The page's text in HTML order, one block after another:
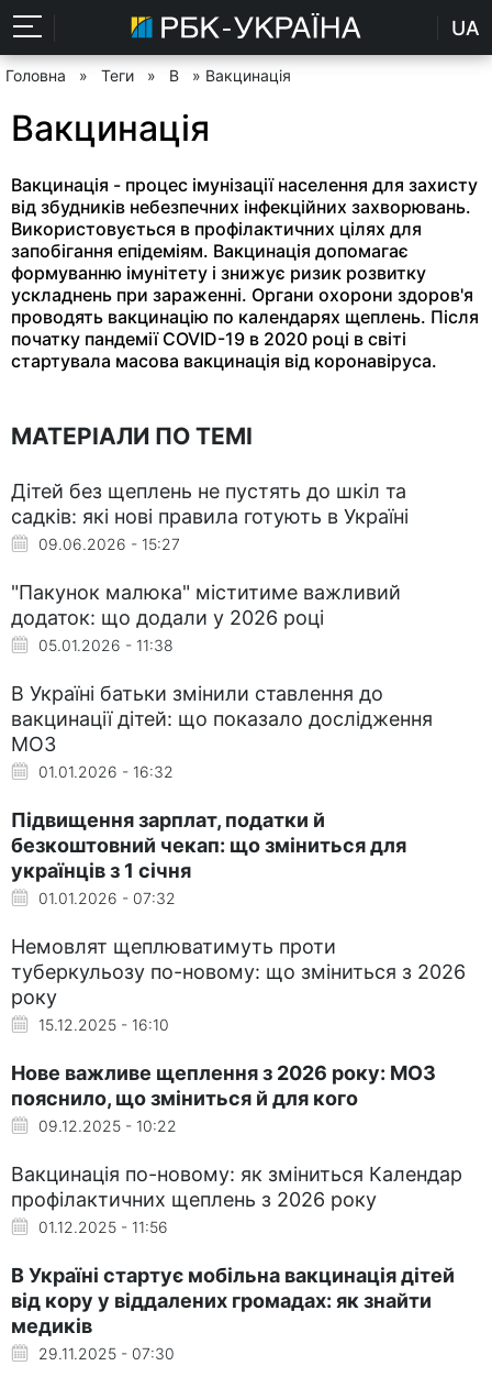
UA
Головна » Теги » В » Вакцинація
Вакцинація
Вакцинація - процес імунізації населення для захисту
від збудників небезпечних інфекційних захворювань.
Використовується в профілактичних цілях для
запобігання епідеміям. Вакцинація допомагає
формуванню імунітету і знижує ризик розвитку
ускладнень при зараженні. Органи охорони здоров'я
проводять вакцинацію по календарях щеплень. Після
початку пандемії COVID-19 в 2020 році в світі
стартувала масова вакцинація від коронавіруса.
МАТЕРІАЛИ ПО ТЕМІ
Дітей без щеплень не пустять до шкіл та
садків: які нові правила готують в Україні
09.06.2026 - 15:27
"Пакунок малюка" міститиме важливий
додаток: що додали у 2026 році
05.01.2026 - 11:38
В Україні батьки змінили ставлення до
вакцинації дітей: що показало дослідження
МОЗ
01.01.2026 - 16:32
Підвищення зарплат, податки й
безкоштовний чекап: що зміниться для
українців з 1 січня
01.01.2026 - 07:32
Немовлят щеплюватимуть проти
туберкульозу по-новому: що зміниться з 2026
року
15.12.2025 - 16:10
Нове важливе щеплення з 2026 року: МОЗ
пояснило, що зміниться й для кого
09.12.2025 - 10:22
Вакцинація по-новому: як зміниться Календар
профілактичних щеплень з 2026 року
01.12.2025 - 11:56
В Україні стартує мобільна вакцинація дітей
від кору у віддалених громадах: як знайти
медиків
29.11.2025 - 07:30